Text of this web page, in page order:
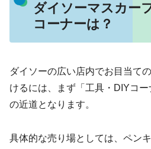
ダイソーマスカー
コーナーは？
ダイソーの広い店内でお目当て
けるには、まず「工具・DIYコ
の近道となります。
具体的な売り場としては、ペン